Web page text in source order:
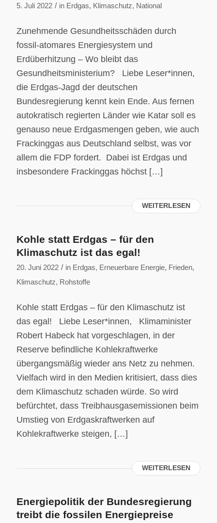
5. Juli 2022 / in Erdgas, Klimaschutz, National
Zunehmende Gesundheitsschäden durch
fossil-atomares Energiesystem und
Erdüberhitzung – Wo bleibt das
Gesundheitsministerium? Liebe Leser*innen,
die Erdgas-Jagd der deutschen
Bundesregierung kennt kein Ende. Aus fernen
autokratisch regierten Länder wie Katar soll es
genauso neue Erdgasmengen geben, wie auch
Frackinggas aus Deutschland selbst, was vor
allem die FDP fordert. Dabei ist Erdgas und
insbesondere Frackinggas höchst […]
WEITERLESEN
Kohle statt Erdgas – für den
Klimaschutz ist das egal!
20. Juni 2022 / in Erdgas, Erneuerbare Energie, Frieden,
Klimaschutz, Rohstoffe
Kohle statt Erdgas – für den Klimaschutz ist
das egal! Liebe Leser*innen, Klimaminister
Robert Habeck hat vorgeschlagen, in der
Reserve befindliche Kohlekraftwerke
übergangsmäßig wieder ans Netz zu nehmen.
Vielfach wird in den Medien kritisiert, dass dies
dem Klimaschutz schaden würde. So wird
befürchtet, dass Treibhausgasemissionen beim
Umstieg von Erdgaskraftwerken auf
Kohlekraftwerke steigen, […]
WEITERLESEN
Energiepolitik der Bundesregierung
treibt die fossilen Energiepreise